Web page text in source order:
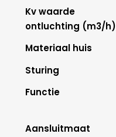
Kv waarde
ontluchting (m3/h)
Materiaal huis
Sturing
Functie
Aansluitmaat